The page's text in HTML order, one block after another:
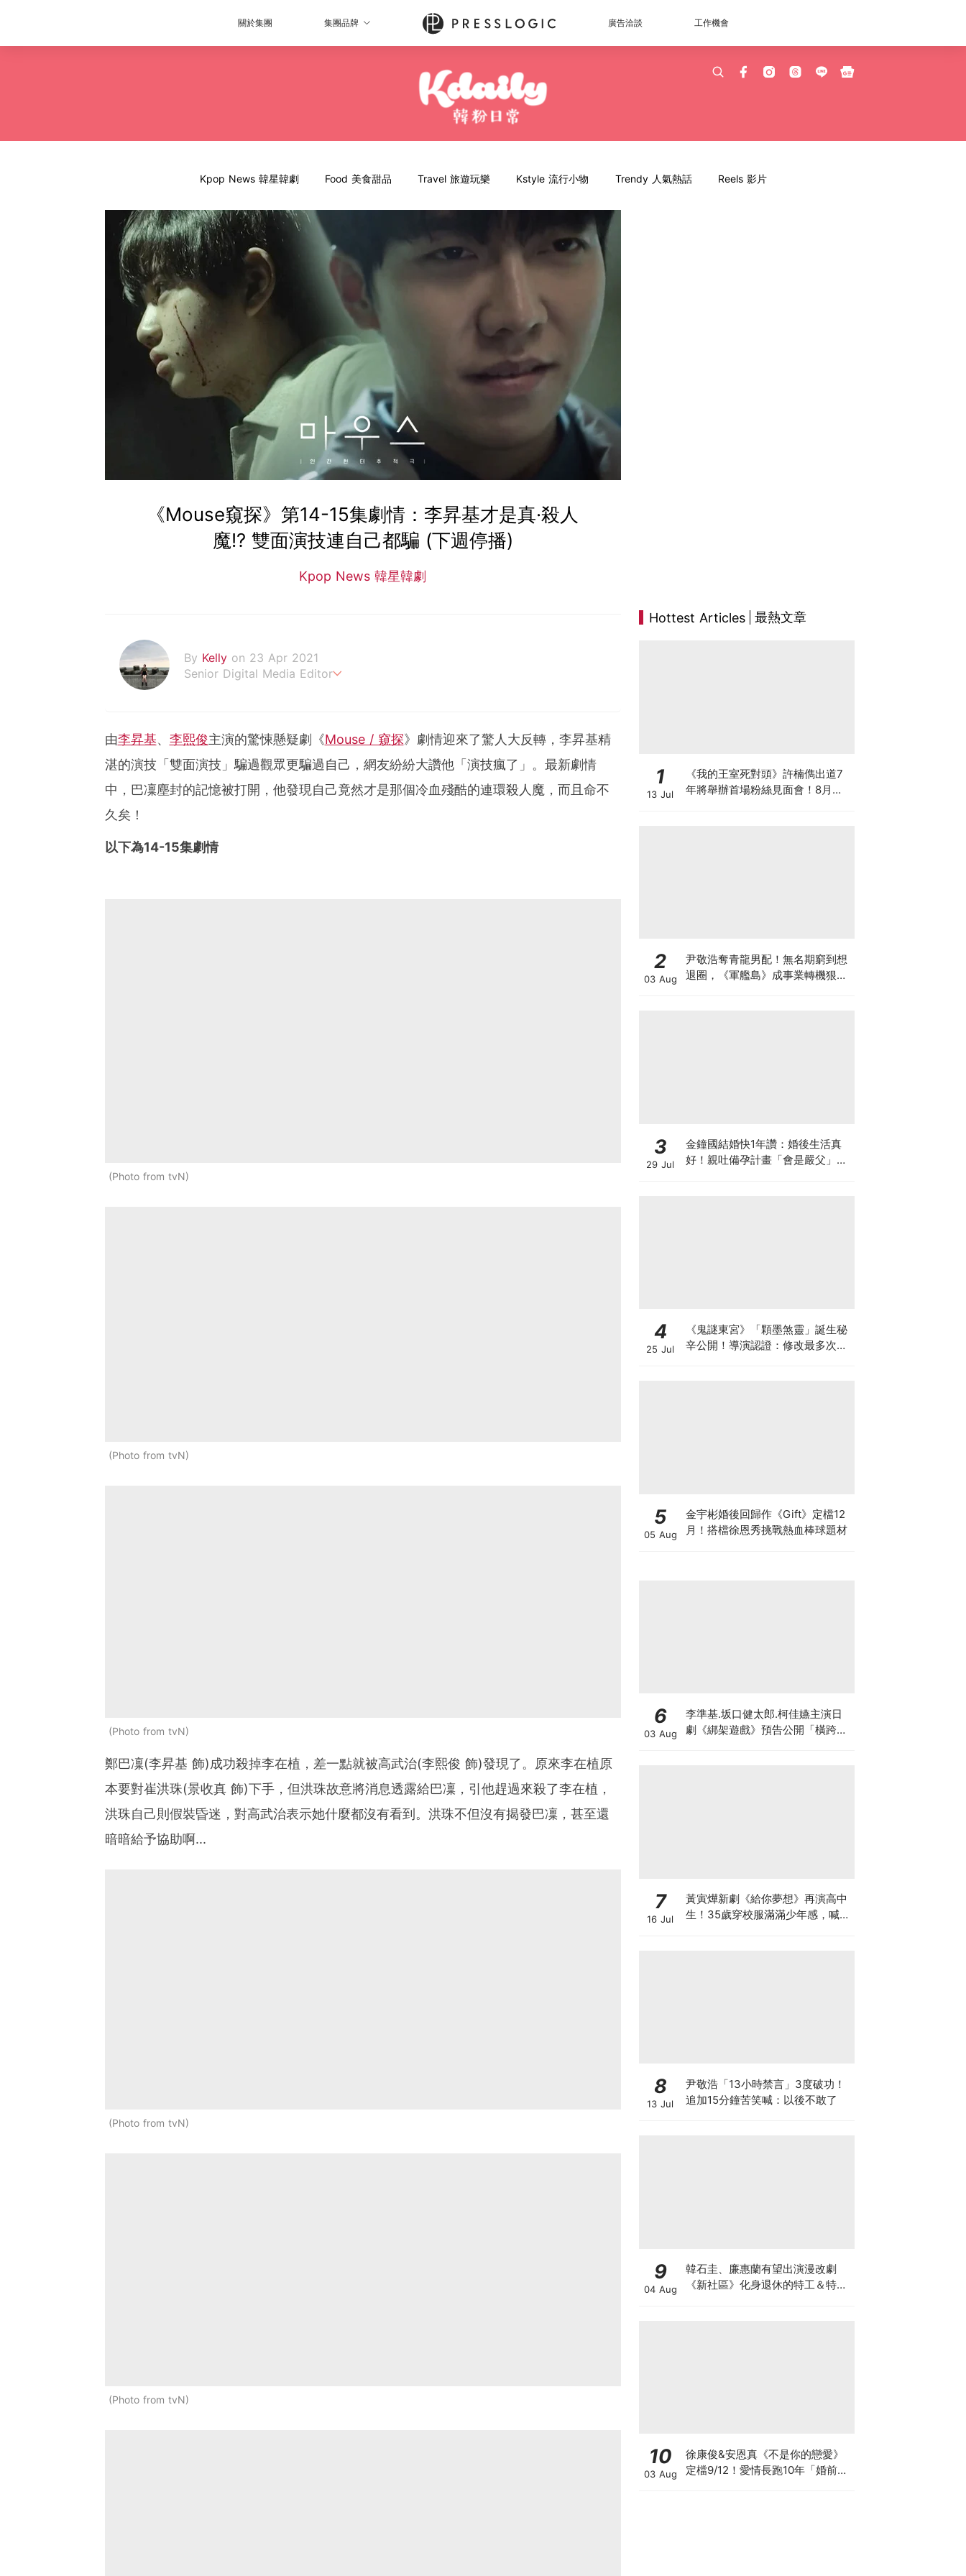
關於集團 集團品牌 廣告洽談 工作機會
Kpop News 韓星韓劇 Food 美食甜品 Travel 旅遊玩樂 Kstyle 流行小物 Trendy 人氣熱話 Reels 影片
《Mouse窺探》第14-15集劇情：李昇基才是真·殺人
魔!? 雙面演技連自己都騙 (下週停播)
Kpop News 韓星韓劇
By Kelly on 23 Apr 2021
Senior Digital Media Editor
由李昇基、 李熙俊主演的驚悚懸疑劇《Mouse / 窺探》劇情迎來了驚人大反轉，李昇基精
湛的演技「雙面演技」騙過觀眾更騙過自己，網友紛紛大讚他「演技瘋了」。最新劇情
中，巴凜塵封的記憶被打開，他發現自己竟然才是那個冷血殘酷的連環殺人魔，而且命不
久矣！
以下為14-15集劇情
Photo from tvN
Photo from tvN
Photo from tvN
鄭巴凜(李昇基 飾)成功殺掉李在植，差一點就被高武治(李熙俊 飾)發現了。原來李在植原
本要對崔洪珠(景收真 飾)下手，但洪珠故意將消息透露給巴凜，引他趕過來殺了李在植，
洪珠自己則假裝昏迷，對高武治表示她什麼都沒有看到。洪珠不但沒有揭發巴凜，甚至還
暗暗給予協助啊...
Photo from tvN
Photo from tvN
Hottest Articles 最熱文章
1
13 Jul
《我的王室死對頭》許楠儁出道7
年將舉辦首場粉絲見面會！8月與
2
03 Aug
尹敬浩奪青龍男配！無名期窮到想
退圈，《軍艦島》成事業轉機狠甩
3
29 Jul
金鐘國結婚快1年讚：婚後生活真
好！親吐備孕計畫「會是嚴父」先
4
25 Jul
《鬼謎東宮》「顆墨煞靈」誕生秘
辛公開！導演認證：修改最多次的
5
05 Aug
金宇彬婚後回歸作《Gift》定檔12
月！搭檔徐恩秀挑戰熱血棒球題材
6
03 Aug
李準基.坂口健太郎.柯佳嬿主演日
劇《綁架遊戲》預告公開「橫跨亞
7
16 Jul
黃寅燁新劇《給你夢想》再演高中
生！35歲穿校服滿滿少年感，喊
8
13 Jul
尹敬浩「13小時禁言」3度破功！
追加15分鐘苦笑喊：以後不敢了
9
04 Aug
韓石圭、廉惠蘭有望出演漫改劇
《新社區》化身退休的特工＆特種
10
03 Aug
徐康俊&安恩真《不是你的戀愛》
定檔9/12！愛情長跑10年「婚前雙